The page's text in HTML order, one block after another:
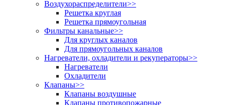
Воздухораспределители>>
Решетка круглая
Решетка прямоугольная
Фильтры канальные>>
Для круглых каналов
Для прямоугольных каналов
Нагреватели, охладители и рекуператоры>>
Нагреватели
Охладители
Клапаны>>
Клапаны воздушные
Клапаны противопожарные